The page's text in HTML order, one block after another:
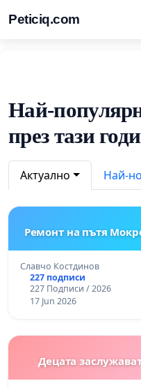
Peticiq.com
Най-
през тази
Актуално Най-
Ремонт на пътя
Славчо Костдинов
227 подписи
227 Подписи / 2026
17 Jun 2026
Децата